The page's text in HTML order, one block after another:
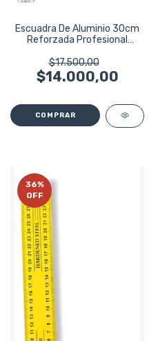
Escuadra De Aluminio 30cm
Reforzada Profesional
$17.500,00
$14.000,00
36%
OFF